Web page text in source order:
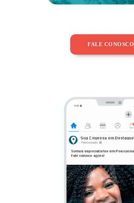
FALE CONOSCO